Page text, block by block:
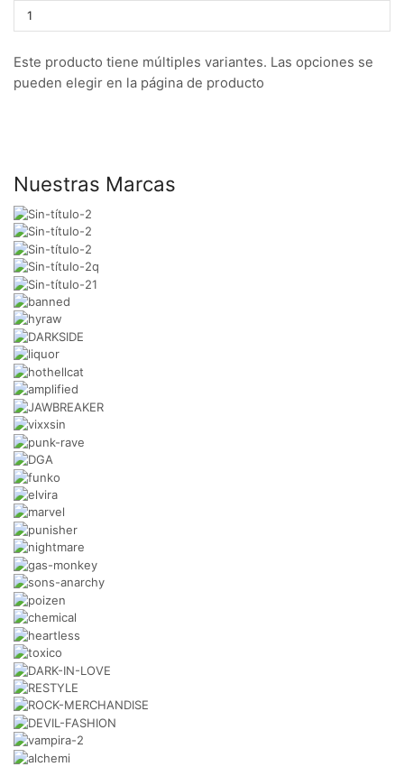
Este producto tiene múltiples variantes. Las opciones se
pueden elegir en la página de producto
Nuestras Marcas